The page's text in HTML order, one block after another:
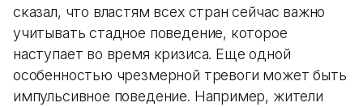
сказал, что властям всех стран сейчас важно
учитывать стадное поведение, которое
наступает во время кризиса. Еще одной
особенностью чрезмерной тревоги может быть
импульсивное поведение. Например, жители